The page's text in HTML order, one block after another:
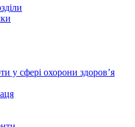
у сфері охорони здоров’я